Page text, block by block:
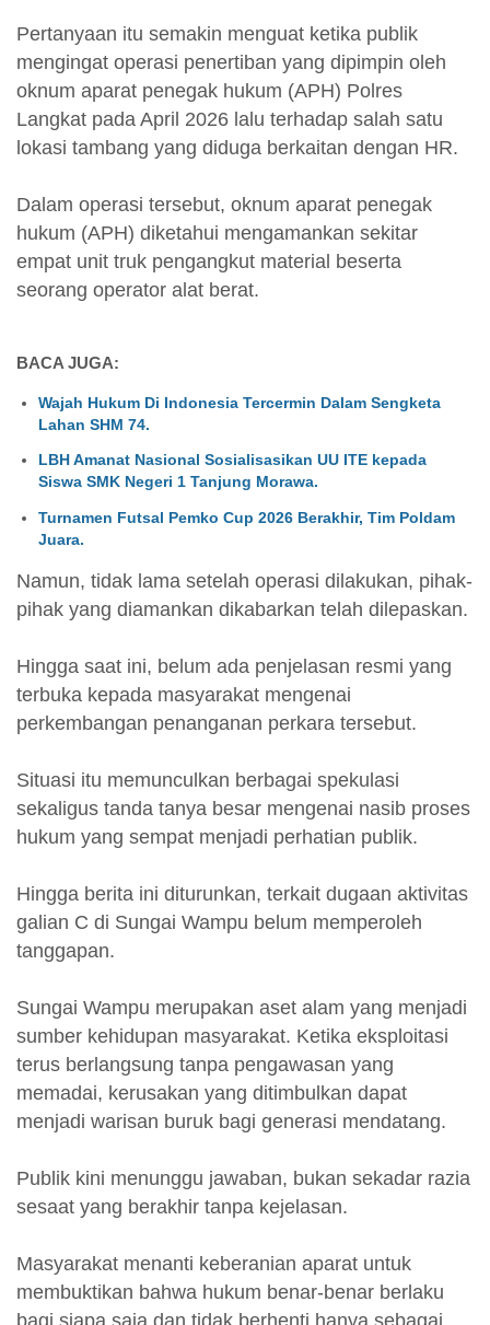
Pertanyaan itu semakin menguat ketika publik
mengingat operasi penertiban yang dipimpin oleh
oknum aparat penegak hukum (APH) Polres
Langkat pada April 2026 lalu terhadap salah satu
lokasi tambang yang diduga berkaitan dengan HR.
Dalam operasi tersebut, oknum aparat penegak
hukum (APH) diketahui mengamankan sekitar
empat unit truk pengangkut material beserta
seorang operator alat berat.
BACA JUGA:
Wajah Hukum Di Indonesia Tercermin Dalam Sengketa
Lahan SHM 74.
LBH Amanat Nasional Sosialisasikan UU ITE kepada
Siswa SMK Negeri 1 Tanjung Morawa.
Turnamen Futsal Pemko Cup 2026 Berakhir, Tim Poldam
Juara.
Namun, tidak lama setelah operasi dilakukan, pihak-
pihak yang diamankan dikabarkan telah dilepaskan.
Hingga saat ini, belum ada penjelasan resmi yang
terbuka kepada masyarakat mengenai
perkembangan penanganan perkara tersebut.
Situasi itu memunculkan berbagai spekulasi
sekaligus tanda tanya besar mengenai nasib proses
hukum yang sempat menjadi perhatian publik.
Hingga berita ini diturunkan, terkait dugaan aktivitas
galian C di Sungai Wampu belum memperoleh
tanggapan.
Sungai Wampu merupakan aset alam yang menjadi
sumber kehidupan masyarakat. Ketika eksploitasi
terus berlangsung tanpa pengawasan yang
memadai, kerusakan yang ditimbulkan dapat
menjadi warisan buruk bagi generasi mendatang.
Publik kini menunggu jawaban, bukan sekadar razia
sesaat yang berakhir tanpa kejelasan.
Masyarakat menanti keberanian aparat untuk
membuktikan bahwa hukum benar-benar berlaku
bagi siapa saja dan tidak berhenti hanya sebagai